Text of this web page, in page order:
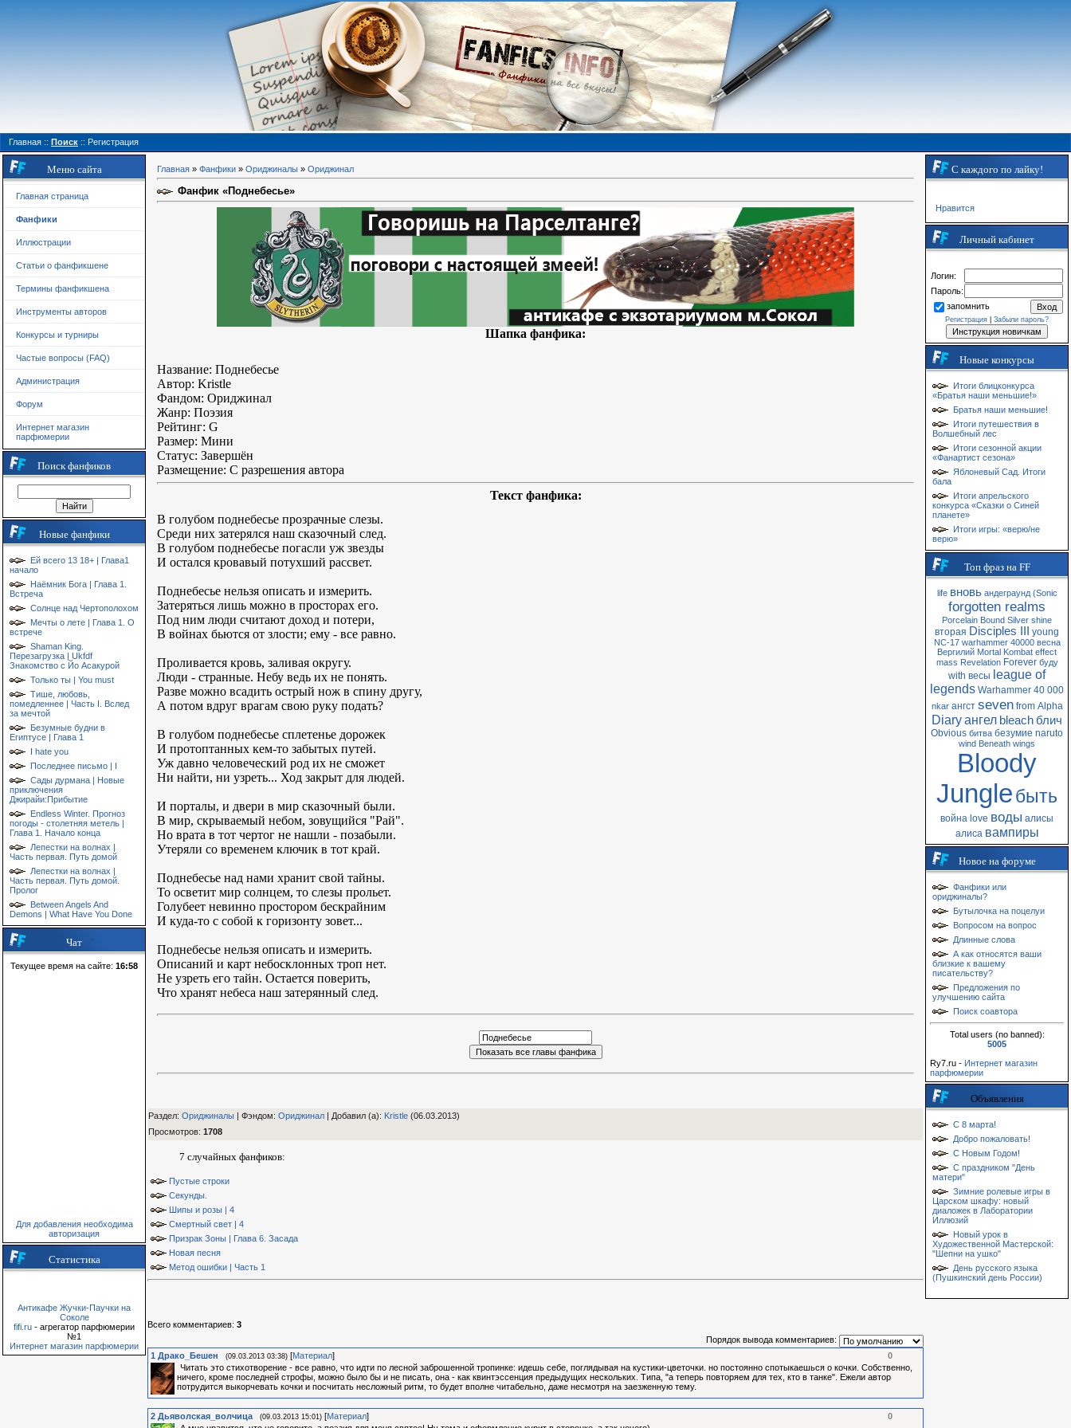
Главная :: Поиск :: Регистрация
Меню сайта
Главная страница
Фанфики
Иллюстрации
Статьи о фанфикшене
Термины фанфикшена
Инструменты авторов
Конкурсы и турниры
Частые вопросы (FAQ)
Администрация
Форум
Интернет магазин
парфюмерии
Поиск фанфиков
Новые фанфики
Ей всего 13 18+ | Глава1
начало
Наёмник Бога | Глава 1.
Встреча
Солнце над Чертополохом
Мечты о лете | Глава 1. О
встрече
Shaman King.
Перезагрузка | Ukfdf
Знакомство с Йо Асакурой
Только ты | You must
Тише, любовь,
помедленнее | Часть I. Вслед
за мечтой
Безумные будни в
Египтусе | Глава 1
I hate you
Последнее письмо | I
Сады дурмана | Новые
приключения
Джирайи:Прибытие
Endless Winter. Прогноз
погоды - столетняя метель |
Глава 1. Начало конца
Лепестки на волнах |
Часть первая. Путь домой
Лепестки на волнах |
Часть первая. Путь домой.
Пролог
Between Angels And
Demons | What Have You Done
Чат
Текущее время на сайте: 16:58
Для добавления необходима
авторизация
Статистика
Антикафе Жучки-Паучки на
Соколе
fifi.ru - агрегатор парфюмерии
№1
Интернет магазин парфюмерии
Главная » Фанфики » Ориджиналы » Ориджинал
Фанфик «Поднебесье»
Шапка фанфика:
Название: Поднебесье
Автор: Kristle
Фандом: Ориджинал
Жанр: Поэзия
Рейтинг: G
Размер: Мини
Статус: Завершён
Размещение: С разрешения автора
Текст фанфика:
В голубом поднебесье прозрачные слезы.
Среди них затерялся наш сказочный след.
В голубом поднебесье погасли уж звезды
И остался кровавый потухший рассвет.
Поднебесье нельзя описать и измерить.
Затеряться лишь можно в просторах его.
Под ним люди считают доход и потери,
В войнах бьются от злости; ему - все равно.
Проливается кровь, заливая округу.
Люди - странные. Небу ведь их не понять.
Разве можно всадить острый нож в спину другу,
А потом вдруг врагам свою руку подать?
В голубом поднебесье сплетенье дорожек
И протоптанных кем-то забытых путей.
Уж давно человеческий род их не сможет
Ни найти, ни узреть... Ход закрыт для людей.
И порталы, и двери в мир сказочный были.
В мир, скрываемый небом, зовущийся "Рай".
Но врата в тот чертог не нашли - позабыли.
Утеряли со временем ключик в тот край.
Поднебесье над нами хранит свой тайны.
То осветит мир солнцем, то слезы прольет.
Голубеет невинно простором бескрайним
И куда-то с собой к горизонту зовет...
Поднебесье нельзя описать и измерить.
Описаний и карт небосклонных троп нет.
Не узреть его тайн. Остается поверить,
Что хранят небеса наш затерянный след.
Раздел: Ориджиналы | Фэндом: Ориджинал | Добавил (а): Kristle (06.03.2013)
Просмотров: 1708
7 случайных фанфиков:
Пустые строки
Секунды.
Шипы и розы | 4
Смертный свет | 4
Призрак Зоны | Глава 6. Засада
Новая песня
Метод ошибки | Часть 1
Всего комментариев: 3
Порядок вывода комментариев:
0
1 Драко_Бешен (09.03.2013 03:38) [Материал]
Читать это стихотворение - все равно, что идти по лесной заброшенной тропинке: идешь себе, поглядывая на кустики-цветочки. но постоянно спотыкаешься о кочки. Собственно,
ничего, кроме последней строфы, можно было бы и не писать, она - как квинтэссенция предыдущих нескольких. Типа, "а теперь повторяем для тех, кто в танке". Ежели автор
потрудится выкорчевать кочки и посчитать несложный ритм, то будет вполне читабельно, даже несмотря на заезженную тему.
0
2 Дьяволская_волчица (09.03.2013 15:01) [Материал]
С каждого по лайку!
Нравится
Личный кабинет
Логин:
Пароль:
запомнить
Регистрация Забыли пароль?
Новые конкурсы
Итоги блицконкурса
«Братья наши меньшие!»
Братья наши меньшие!
Итоги путешествия в
Волшебный лес
Итоги сезонной акции
«Фанартист сезона»
Яблоневый Сад. Итоги
бала
Итоги апрельского
конкурса «Сказки о Синей
планете»
Итоги игры: «верю/не
верю»
Топ фраз на FF
life вновь андеграунд (Sonic
forgotten realms
Porcelain Bound Silver shine
вторая Disciples III young
NC-17 warhammer 40000 весна
Вергилий Mortal Kombat effect
mass Revelation Forever буду
with весы league of
legends Warhammer 40 000
nkar ангст seven from Alpha
Diaryангел bleachблич
Obvious битва безумие naruto
wind Beneath wings
Bloody
Jungleбыть
война love воды алисы
алиса вампиры
Новое на форуме
Фанфики или
ориджиналы?
Бутылочка на поцелуи
Вопросом на вопрос
Длинные слова
А как относятся ваши
близкие к вашему
писательству?
Предложения по
улучшению сайта
Поиск соавтора
Total users (no banned):
5005
Ry7.ru - Интернет магазин
парфюмерии
Объявления
С 8 марта!
Добро пожаловать!
С Новым Годом!
С праздником "День
матери"
Зимние ролевые игры в
Царском шкафу: новый
диаложек в Лаборатории
Иллюзий
Новый урок в
Художественной Мастерской:
"Шепни на ушко"
День русского языка
(Пушкинский день России)